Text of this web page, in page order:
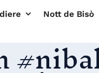
Nott de Bisò